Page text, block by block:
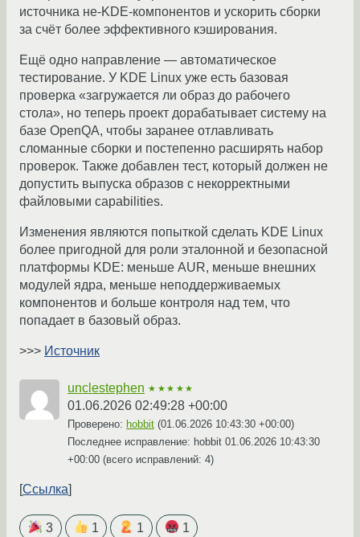
источника не-KDE-компонентов и ускорить сборки
за счёт более эффективного кэширования.
Ещё одно направление — автоматическое
тестирование. У KDE Linux уже есть базовая
проверка «загружается ли образ до рабочего
стола», но теперь проект дорабатывает систему на
базе OpenQA, чтобы заранее отлавливать
сломанные сборки и постепенно расширять набор
проверок. Также добавлен тест, который должен не
допустить выпуска образов с некорректными
файловыми capabilities.
Изменения являются попыткой сделать KDE Linux
более пригодной для роли эталонной и безопасной
платформы KDE: меньше AUR, меньше внешних
модулей ядра, меньше неподдерживаемых
компонентов и больше контроля над тем, что
попадает в базовый образ.
>>> Источник
unclestephen ★★★★★
01.06.2026 02:49:28 +00:00
Проверено: hobbit (01.06.2026 10:43:30 +00:00)
Последнее исправление: hobbit 01.06.2026 10:43:30
+00:00 (всего исправлений: 4)
Ссылка
3 1 1 1